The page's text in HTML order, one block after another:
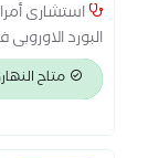
استشارى
البورد
الأعصاب و
دكتوراة الطب
متاح النهاردة